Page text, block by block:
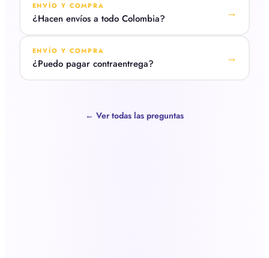
ENVÍO Y COMPRA
¿Hacen envíos a todo Colombia? →
ENVÍO Y COMPRA
¿Puedo pagar contraentrega? →
← Ver todas las preguntas